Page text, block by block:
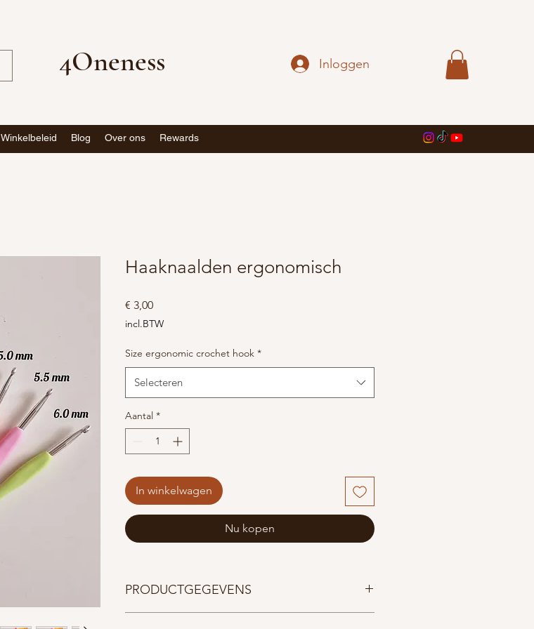
4Oneness Inloggen
Winkelbeleid Blog Over ons Rewards
Haaknaalden ergonomisch
€ 3,00Prijs
incl.BTW
Size ergonomic crochet hook *
Selecteren
Aantal *
In winkelwagen
Nu kopen
PRODUCTGEGEVENS